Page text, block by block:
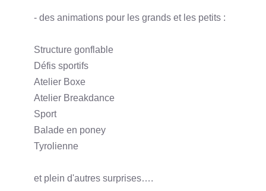
- des animations pour les grands et les petits :
Structure gonflable
Défis sportifs
Atelier Boxe
Atelier Breakdance
Sport
Balade en poney
Tyrolienne
et plein d'autres surprises….